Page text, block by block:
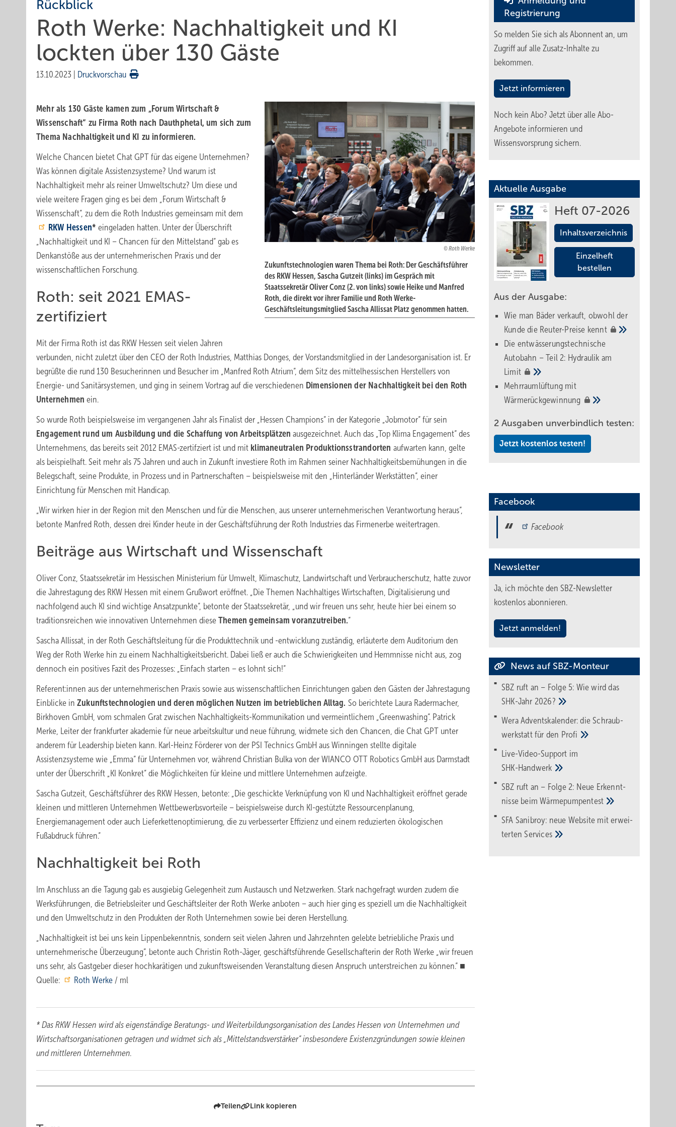
Rückblick
Roth Werke: Nachhaltigkeit und KI
lockten über 130 Gäste
13.10.2023 Druckvorschau
Roth Werke
Zukunftstechnologien waren Thema bei Roth: Der Geschäftsführer
des RKW Hessen, Sascha Gutzeit (links) im Gespräch mit
Staatssekretär Oliver Conz (2. von links) sowie Heike und Manfred
Roth, die direkt vor ihrer Familie und Roth Werke-
Geschäftsleitungsmitglied Sascha Allissat Platz genommen hatten.
Mehr als 130 Gäste kamen zum „Forum Wirtschaft &
Wissenschaft“ zu Firma Roth nach Dauthphetal, um sich zum
Thema Nachhaltigkeit und KI zu informieren.
Welche Chancen bietet Chat GPT für das eigene Unternehmen?
Was können digitale Assistenzsysteme? Und warum ist
Nachhaltigkeit mehr als reiner Umweltschutz? Um diese und
viele weitere Fragen ging es bei dem „Forum Wirtschaft &
Wissenschaft“, zu dem die Roth Industries gemeinsam mit dem
RKW Hessen*eingeladen hatten. Unter der Überschrift
„Nachhaltigkeit und KI – Chancen für den Mittelstand“ gab es
Denkanstöße aus der unternehmerischen Praxis und der
wissenschaftlichen Forschung.
Roth: seit 2021 EMAS-
zertifiziert
Mit der Firma Roth ist das RKW Hessen seit vielen Jahren
verbunden, nicht zuletzt über den CEO der Roth Industries, Matthias Donges, der Vorstandsmitglied in der Landesorganisation ist. Er
begrüßte die rund 130 Besucherinnen und Besucher im „Manfred Roth Atrium“, dem Sitz des mittelhessischen Herstellers von
Energie- und Sanitärsystemen, und ging in seinem Vortrag auf die verschiedenen Dimensionen der Nachhaltigkeit bei den Roth
Unternehmen ein.
So wurde Roth beispielsweise im vergangenen Jahr als Finalist der „Hessen Champions“ in der Kategorie „Jobmotor“ für sein
Engagement rund um Ausbildung und die Schaffung von Arbeitsplätzen ausgezeichnet. Auch das „Top Klima Engagement“ des
Unternehmens, das bereits seit 2012 EMAS-zertifziert ist und mit klimaneutralen Produktionsstrandorten aufwarten kann, gelte
als beispielhaft. Seit mehr als 75 Jahren und auch in Zukunft investiere Roth im Rahmen seiner Nachhaltigkeitsbemühungen in die
Belegschaft, seine Produkte, in Prozess und in Partnerschaften – beispielsweise mit den „Hinterländer Werkstätten“, einer
Einrichtung für Menschen mit Handicap.
„Wir wirken hier in der Region mit den Menschen und für die Menschen, aus unserer unternehmerischen Verantwortung heraus“,
betonte Manfred Roth, dessen drei Kinder heute in der Geschäftsführung der Roth Industries das Firmenerbe weitertragen.
Beiträge aus Wirtschaft und Wissenschaft
Oliver Conz, Staatssekretär im Hessischen Ministerium für Umwelt, Klimaschutz, Landwirtschaft und Verbraucherschutz, hatte zuvor
die Jahrestagung des RKW Hessen mit einem Grußwort eröffnet. „Die Themen Nachhaltiges Wirtschaften, Digitalisierung und
nachfolgend auch KI sind wichtige Ansatzpunkte“, betonte der Staatssekretär, „und wir freuen uns sehr, heute hier bei einem so
traditionsreichen wie innovativen Unternehmen diese Themen gemeinsam voranzutreiben.“
Sascha Allissat, in der Roth Geschäftsleitung für die Produkttechnik und -entwicklung zuständig, erläuterte dem Auditorium den
Weg der Roth Werke hin zu einem Nachhaltigkeitsbericht. Dabei ließ er auch die Schwierigkeiten und Hemmnisse nicht aus, zog
dennoch ein positives Fazit des Prozesses: „Einfach starten – es lohnt sich!“
Referent:innen aus der unternehmerischen Praxis sowie aus wissenschaftlichen Einrichtungen gaben den Gästen der Jahrestagung
Einblicke in Zukunftstechnologien und deren möglichen Nutzen im betrieblichen Alltag. So berichtete Laura Radermacher,
Birkhoven GmbH, vom schmalen Grat zwischen Nachhaltigkeits-Kommunikation und vermeintlichem „Greenwashing“. Patrick
Merke, Leiter der frankfurter akademie für neue arbeitskultur und neue führung, widmete sich den Chancen, die Chat GPT unter
anderem für Leadership bieten kann. Karl-Heinz Förderer von der PSI Technics GmbH aus Winningen stellte digitale
Assistenzsysteme wie „Emma“ für Unternehmen vor, während Christian Bulka von der WIANCO OTT Robotics GmbH aus Darmstadt
unter der Überschrift „KI Konkret“ die Möglichkeiten für kleine und mittlere Unternehmen aufzeigte.
Sascha Gutzeit, Geschäftsführer des RKW Hessen, betonte: „Die geschickte Verknüpfung von KI und Nachhaltigkeit eröffnet gerade
kleinen und mittleren Unternehmen Wettbewerbsvorteile – beispielsweise durch KI-gestützte Ressourcenplanung,
Energiemanagement oder auch Lieferkettenoptimierung, die zu verbesserter Effizienz und einem reduzierten ökologischen
Fußabdruck führen.“
Nachhaltigkeit bei Roth
Im Anschluss an die Tagung gab es ausgiebig Gelegenheit zum Austausch und Netzwerken. Stark nachgefragt wurden zudem die
Werksführungen, die Betriebsleiter und Geschäftsleiter der Roth Werke anboten – auch hier ging es speziell um die Nachhaltigkeit
und den Umweltschutz in den Produkten der Roth Unternehmen sowie bei deren Herstellung.
„Nachhaltigkeit ist bei uns kein Lippenbekenntnis, sondern seit vielen Jahren und Jahrzehnten gelebte betriebliche Praxis und
unternehmerische Überzeugung“, betonte auch Christin Roth-Jäger, geschäftsführende Gesellschafterin der Roth Werke „wir freuen
uns sehr, als Gastgeber dieser hochkarätigen und zukunftsweisenden Veranstaltung diesen Anspruch unterstreichen zu können.“ ■
Quelle:
Roth Werke / ml
* Das RKW Hessen wird als eigenständige Beratungs- und Weiterbildungsorganisation des Landes Hessen von Unternehmen und
Wirtschaftsorganisationen getragen und widmet sich als „Mittelstandsverstärker“ insbesondere Existenzgründungen sowie kleinen
und mittleren Unternehmen.
Teilen Link kopieren
Registrierung
So melden Sie sich als Abonnent an, um
Zugriff auf alle Zusatz-Inhalte zu
bekommen.
Jetzt informieren
Noch kein Abo? Jetzt über alle Abo-
Angebote informieren und
Wissensvorsprung sichern.
Aktuelle Ausgabe
Heft 07-2026
Inhaltsverzeichnis
Einzelheft
bestellen
Aus der Ausgabe:
Wie man Bäder verkauft, obwohl der
Kunde die Reuter-Preise kennt
Die entwässerungstechnische
Autobahn – Teil 2: Hydraulik am
Limit
Mehrraumlüftung mit
Wärmerückgewinnung
2 Ausgaben unverbindlich testen:
Jetzt kostenlos testen!
Facebook
Facebook
Newsletter
Ja, ich möchte den SBZ-Newsletter
kostenlos abonnieren.
Jetzt anmelden!
News auf SBZ-Monteur
SBZ ruft an – Folge 5: Wie wird das
SHK-Jahr 2026?
Wera Adventskalender: die Schraub­
werk­statt für den Pro­fi
Live-Video-Support im
SHK-Handwerk
SBZ ruft an – Folge 2: Neue Erkennt­
nisse beimWärme­pumpen­test
SFA Sanibroy: neue Web­site mit erwei­
tertenServices